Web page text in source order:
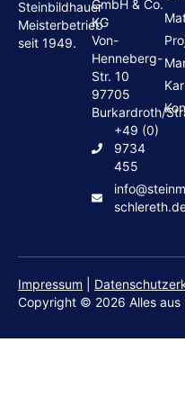
Steinbildhauer
Meisterbetrieb
seit 1949.
GmbH & Co.
KG
Von-
Henneberg-
Str. 10
97705
Burkardroth/
+49 (0)
9734
455
Copyright © 2026 Alles aus
Impressum